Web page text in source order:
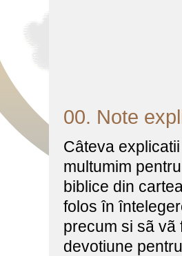
00. Note
Câteva
multumim
biblice din
folos în
precum si sã vã
devotiune